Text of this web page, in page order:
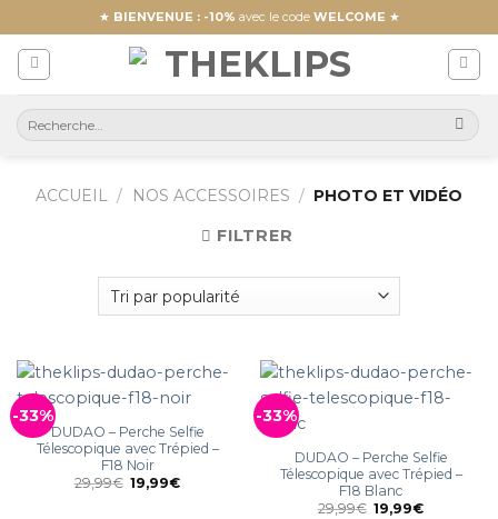
to
content
★ BIENVENUE : -10% avec le code WELCOME ★
ACCUEIL / NOS ACCESSOIRES / PHOTO ET VIDÉO
FILTRER
-33%
DUDAO – Perche Selfie
Télescopique avec Trépied –
F18 Noir
29,99€ 19,99€
-33%
DUDAO – Perche Selfie
Télescopique avec Trépied –
F18 Blanc
29,99€ 19,99€